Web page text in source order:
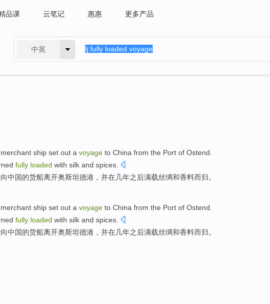
品课 云笔记 惠惠 更多产品
中英
merchant ship set out a voyage to China from the Port of Ostend
fully loaded with silk and spices
中国的货船离开奥斯坦德港 ，并在几年之后满载丝绸和香料而归。
merchant ship set out a voyage to China from the Port of Ostend
fully loaded with silk and spices
中国的货船离开奥斯坦德港 ，并在几年之后满载丝绸和香料而归。